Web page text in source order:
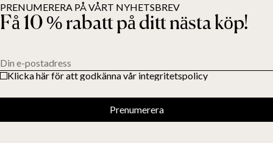
PRENUMERERA PÅ VÅRT NYHETSBREV
Få 10 % rabatt på ditt nästa köp!
Din e-postadress
Klicka här för att godkänna vår integritetspolicy
Prenumerera